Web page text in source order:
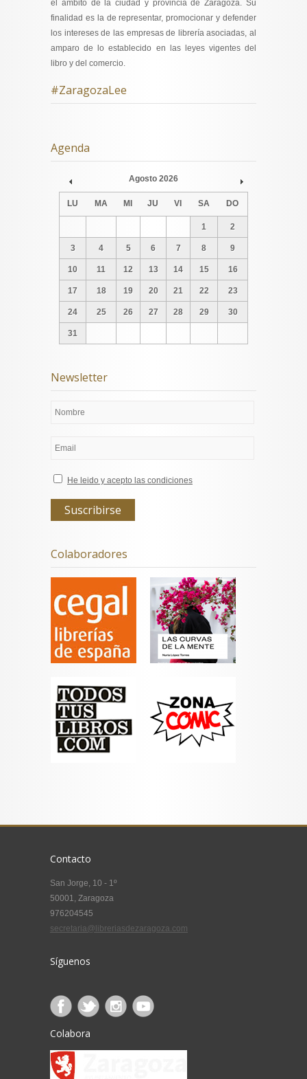
el ámbito de la ciudad y provincia de Zaragoza. Su
finalidad es la de representar, promocionar y defender
los intereses de las empresas de librería asociadas, al
amparo de lo establecido en las leyes vigentes del
libro y del comercio.
#ZaragozaLee
Agenda
Prev Next
Agosto 2026
LU MA MI JU VI SA DO
1 2
3 4 5 6 7 8 9
10 11 12 13 14 15 16
17 18 19 20 21 22 23
24 25 26 27 28 29 30
31
Newsletter
He leido y acepto las condiciones
Colaboradores
Contacto
San Jorge, 10 - 1º
50001, Zaragoza
976204545
secretaria@libreriasdezaragoza.com
Síguenos
Colabora